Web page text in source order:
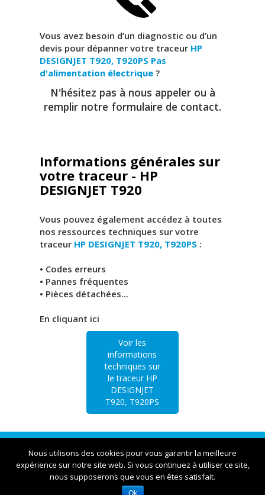
Vous avez besoin d’un diagnostic ou d’un
devis pour dépanner votre traceur HP
DESIGNJET T920, T920PS Pas
d'alimentation électrique ?
N'hésitez pas à nous appeler ou à
remplir notre formulaire de contact.
Informations générales sur
votre traceur - HP
DESIGNJET T920
Vous pouvez également accédez à toutes
nos ressources techniques sur votre
traceur HP DESIGNJET T920, T920PS :
• Codes erreurs
• Pannes fréquentes
• Pièces détachées...
En cliquant ici
Voir les
informations
techniques sur
le traceur HP
DESIGNJET
T920, T920PS
Traceur Lyon | 23bis rue Victor et Roger Thomas
Nous utilisons des cookies pour vous garantir la meilleure
expérience sur notre site web. Si vous continuez à utiliser ce site,
nous supposerons que vous en êtes satisfait.
Ok